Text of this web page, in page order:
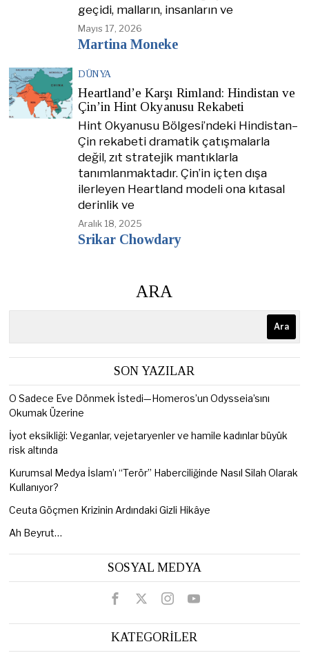
geçidi, malların, insanların ve
Mayıs 17, 2026
Martina Moneke
DÜNYA
Heartland’e Karşı Rimland: Hindistan ve
Çin’in Hint Okyanusu Rekabeti
Hint Okyanusu Bölgesi’ndeki Hindistan–
Çin rekabeti dramatik çatışmalarla
değil, zıt stratejik mantıklarla
tanımlanmaktadır. Çin’in içten dışa
ilerleyen Heartland modeli ona kıtasal
derinlik ve
Aralık 18, 2025
Srikar Chowdary
ARA
Ara
SON YAZILAR
O Sadece Eve Dönmek İstedi—Homeros’un Odysseia’sını
Okumak Üzerine
İyot eksikliği: Veganlar, vejetaryenler ve hamile kadınlar büyük
risk altında
Kurumsal Medya İslam’ı “Terör” Haberciliğinde Nasıl Silah Olarak
Kullanıyor?
Ceuta Göçmen Krizinin Ardındaki Gizli Hikâye
Ah Beyrut…
SOSYAL MEDYA
KATEGORİLER